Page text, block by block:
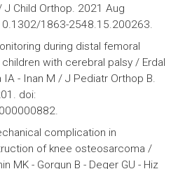
J Child Orthop. 2021 Aug
1863-2548.15.200263.
during distal femoral
with cerebral palsy / Erdal
IA - Inan M / J Pediatr Orthop B.
doi:
complication in
of knee osteosarcoma /
MK - Gorgun B - Deger GU - Hiz